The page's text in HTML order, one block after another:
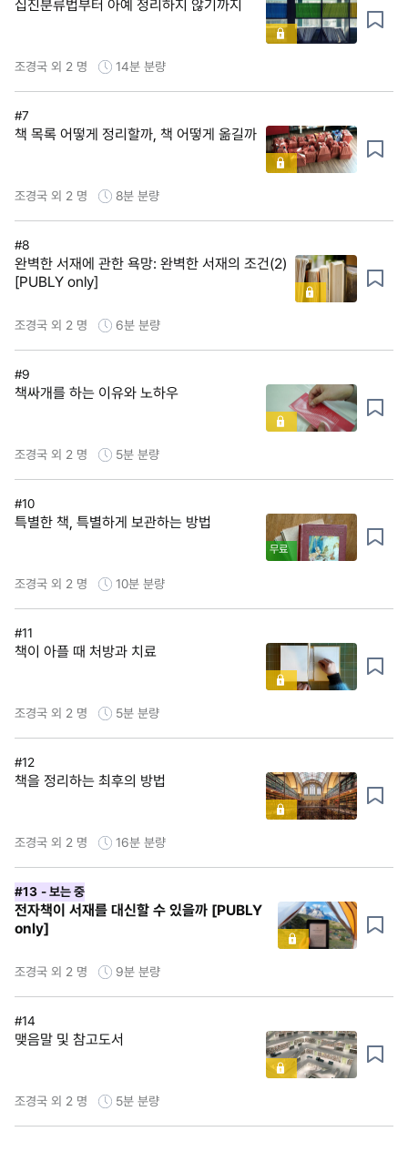
십진분류법부터 아예 정리하지 않기까지
조경국 외 2 명 14분 분량
#7
책 목록 어떻게 정리할까, 책 어떻게 옮길까
조경국 외 2 명 8분 분량
#8
완벽한 서재에 관한 욕망: 완벽한 서재의 조건(2)
[PUBLY only]
조경국 외 2 명 6분 분량
#9
책싸개를 하는 이유와 노하우
조경국 외 2 명 5분 분량
#10
특별한 책, 특별하게 보관하는 방법
무료
조경국 외 2 명 10분 분량
#11
책이 아플 때 처방과 치료
조경국 외 2 명 5분 분량
#12
책을 정리하는 최후의 방법
조경국 외 2 명 16분 분량
#13 - 보는 중
전자책이 서재를 대신할 수 있을까 [PUBLY
only]
조경국 외 2 명 9분 분량
#14
맺음말 및 참고도서
조경국 외 2 명 5분 분량